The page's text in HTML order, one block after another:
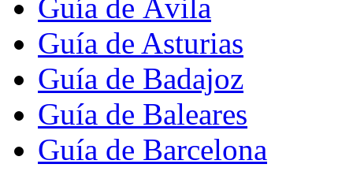
Guía de Ávila
Guía de Asturias
Guía de Badajoz
Guía de Baleares
Guía de Barcelona